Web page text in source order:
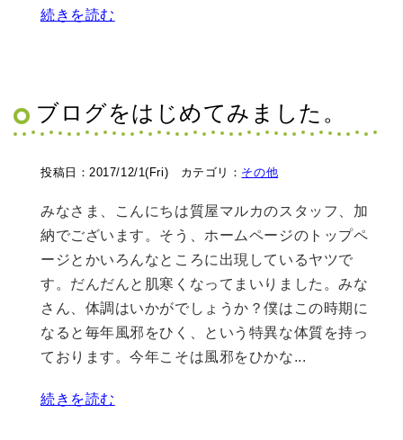
続きを読む
ブログをはじめてみました。
投稿日：2017/12/1(Fri) カテゴリ： その他
みなさま、こんにちは質屋マルカのスタッフ、加
納でございます。そう、ホームページのトップペ
ージとかいろんなところに出現しているヤツで
す。だんだんと肌寒くなってまいりました。みな
さん、体調はいかがでしょうか？僕はこの時期に
なると毎年風邪をひく、という特異な体質を持っ
ております。今年こそは風邪をひかな...
続きを読む